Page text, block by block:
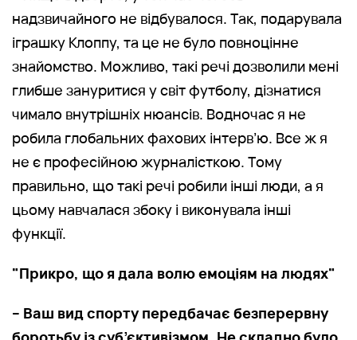
надзвичайного не відбувалося. Так, подарувала
іграшку Клоппу, та це не було повноцінне
знайомство. Можливо, такі речі дозволили мені
глибше зануритися у світ футболу, дізнатися
чимало внутрішніх нюансів. Водночас я не
робила глобальних фахових інтерв’ю. Все ж я
не є професійною журналісткою. Тому
правильно, що такі речі робили інші люди, а я
цьому навчалася збоку і виконувала інші
функції.
"Прикро, що я дала волю емоціям на людях"
– Ваш вид спорту передбачає безперервну